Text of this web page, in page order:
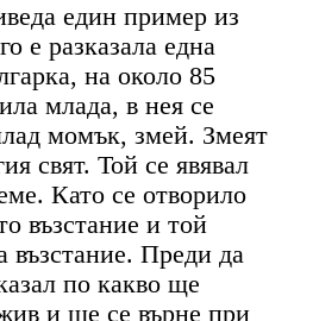
един пример из
е разказала една
на около 85
млада, в нея се
момък, змей. Змеят
свят. Той се явявал
Като се отворило
възстание и той
възстание. Преди да
по какво ще
и ще се върне при